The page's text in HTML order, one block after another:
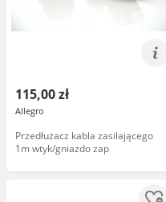
115,00 zł
Allegro
Przedłużacz kabla zasilającego
1m wtyk/gniazdo zap